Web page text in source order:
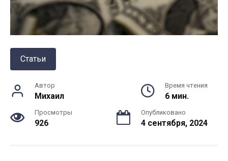
Статьи
Автор
Михаил
Время чтения
6 мин.
Просмотры
926
Опубликовано
4 сентября, 2024